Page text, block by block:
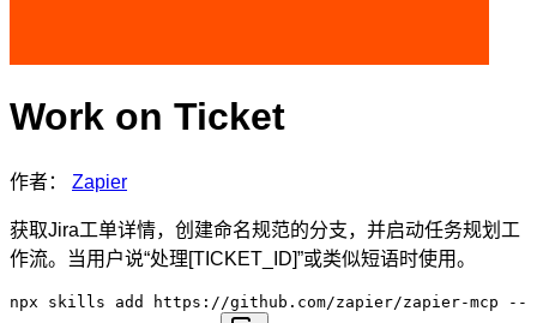
Work on Ticket
作者： Zapier
获取Jira工单详情，创建命名规范的分支，并启动任务规划工
作流。当用户说“处理[TICKET_ID]”或类似短语时使用。
npx skills add https://github.com/zapier/zapier-mcp --